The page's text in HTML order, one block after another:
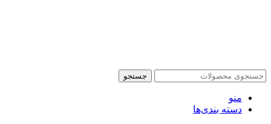
جستجو
منو
دسته بندی‌ها